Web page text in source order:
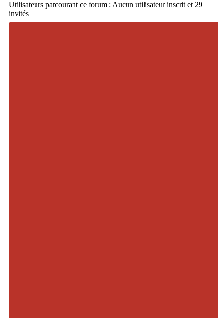
Utilisateurs parcourant ce forum : Aucun utilisateur inscrit et 29
invités